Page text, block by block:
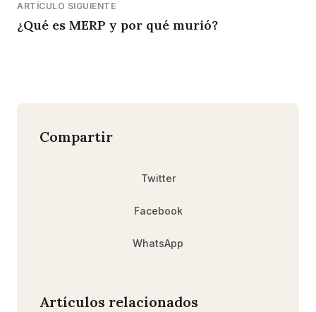
ARTÍCULO SIGUIENTE
¿Qué es MERP y por qué murió?
Compartir
Twitter
Facebook
WhatsApp
Artículos relacionados